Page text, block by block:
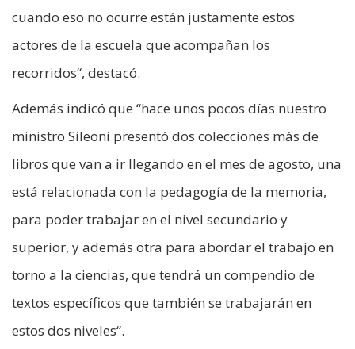
cuando eso no ocurre están justamente estos
actores de la escuela que acompañan los
recorridos“, destacó.
Además indicó que “hace unos pocos días nuestro
ministro Sileoni presentó dos colecciones más de
libros que van a ir llegando en el mes de agosto, una
está relacionada con la pedagogía de la memoria,
para poder trabajar en el nivel secundario y
superior, y además otra para abordar el trabajo en
torno a la ciencias, que tendrá un compendio de
textos específicos que también se trabajarán en
estos dos niveles“.